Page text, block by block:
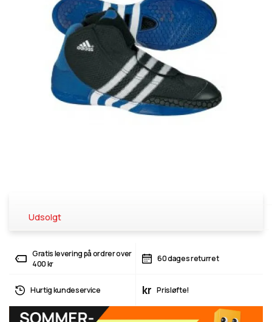
Udsolgt
Gratis levering på ordrer over
400 kr
60 dages returret
Hurtig kundeservice kr Prisløfte!